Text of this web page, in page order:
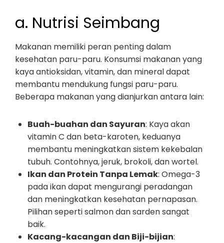
a. Nutrisi Seimbang
Makanan memiliki peran penting dalam
kesehatan paru-paru. Konsumsi makanan yang
kaya antioksidan, vitamin, dan mineral dapat
membantu mendukung fungsi paru-paru.
Beberapa makanan yang dianjurkan antara lain:
Buah-buahan dan Sayuran: Kaya akan
vitamin C dan beta-karoten, keduanya
membantu meningkatkan sistem kekebalan
tubuh. Contohnya, jeruk, brokoli, dan wortel.
Ikan dan Protein Tanpa Lemak: Omega-3
pada ikan dapat mengurangi peradangan
dan meningkatkan kesehatan pernapasan.
Pilihan seperti salmon dan sarden sangat
baik.
Kacang-kacangan dan Biji-bijian: